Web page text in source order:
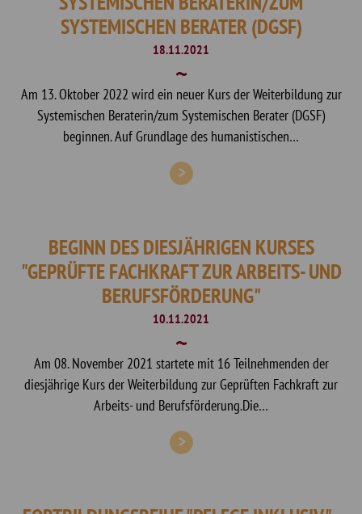
SYSTEMISCHEN BERATER (DGSF)
18.11.2021
Am 13. Oktober 2022 wird ein neuer Kurs der Weiterbildung zur
Systemischen Beraterin/zum Systemischen Berater (DGSF)
beginnen. Auf Grundlage des humanistischen…
BEGINN DES DIESJÄHRIGEN KURSES
"GEPRÜFTE FACHKRAFT ZUR ARBEITS- UND
BERUFSFÖRDERUNG"
10.11.2021
Am 08. November 2021 startete mit 16 Teilnehmenden der
diesjährige Kurs der Weiterbildung zur Geprüften Fachkraft zur
Arbeits- und Berufsförderung.Die…